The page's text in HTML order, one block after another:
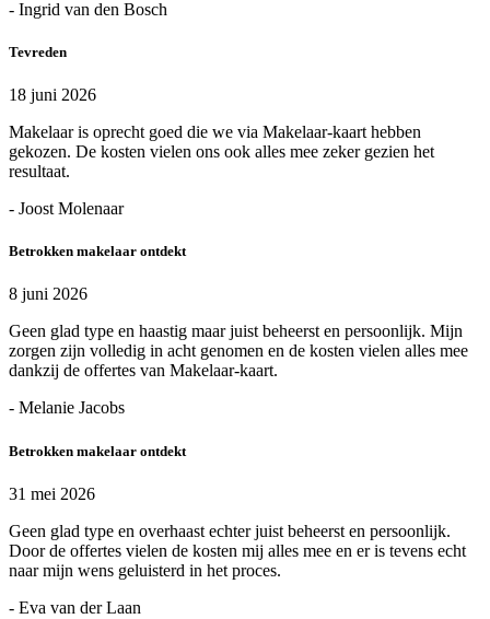
- Ingrid van den Bosch
Tevreden
18 juni 2026
Makelaar is oprecht goed die we via Makelaar-kaart hebben
gekozen. De kosten vielen ons ook alles mee zeker gezien het
resultaat.
- Joost Molenaar
Betrokken makelaar ontdekt
8 juni 2026
Geen glad type en haastig maar juist beheerst en persoonlijk. Mijn
zorgen zijn volledig in acht genomen en de kosten vielen alles mee
dankzij de offertes van Makelaar-kaart.
- Melanie Jacobs
Betrokken makelaar ontdekt
31 mei 2026
Geen glad type en overhaast echter juist beheerst en persoonlijk.
Door de offertes vielen de kosten mij alles mee en er is tevens echt
naar mijn wens geluisterd in het proces.
- Eva van der Laan